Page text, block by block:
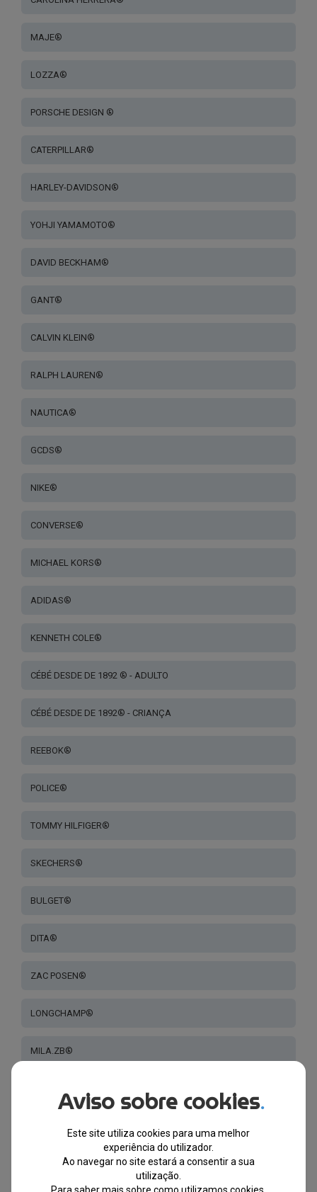
MAJE®
LOZZA®
PORSCHE DESIGN ®
CATERPILLAR®
HARLEY-DAVIDSON®
YOHJI YAMAMOTO®
DAVID BECKHAM®
GANT®
CALVIN KLEIN®
RALPH LAUREN®
NAUTICA®
GCDS®
NIKE®
CONVERSE®
MICHAEL KORS®
ADIDAS®
KENNETH COLE®
CÉBÉ DESDE DE 1892 ® - ADULTO
CÉBÉ DESDE DE 1892® - CRIANÇA
REEBOK®
POLICE®
TOMMY HILFIGER®
SKECHERS®
BULGET®
DITA®
ZAC POSEN®
LONGCHAMP®
MILA.ZB®
SERENGETI®
Aviso sobre cookies.
Este site utiliza cookies para uma melhor
experiência do utilizador.
Ao navegar no site estará a consentir a sua
utilização.
Para saber mais sobre como utilizamos cookies,